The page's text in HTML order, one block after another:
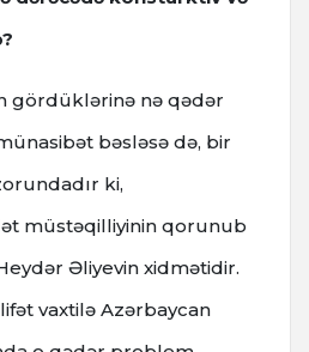
gördüklərinə nə qədər
bəsləsə də, bir
ki,
müstəqilliyinin qorunub
Əliyevin xidmətidir.
vaxtilə Azərbaycan